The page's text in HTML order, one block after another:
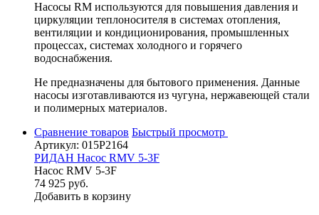
Насосы RM используются для повышения давления и
циркуляции теплоносителя в системах отопления,
вентиляции и кондиционирования, промышленных
процессах, системах холодного и горячего
водоснабжения.
Не предназначены для бытового применения. Данные
насосы изготавливаются из чугуна, нержавеющей стали
и полимерных материалов.
Сравнение товаров Быстрый просмотр
Артикул: 015P2164
РИДАН Насос RMV 5-3F
Насос RMV 5-3F
74 925 руб.
Добавить в корзину